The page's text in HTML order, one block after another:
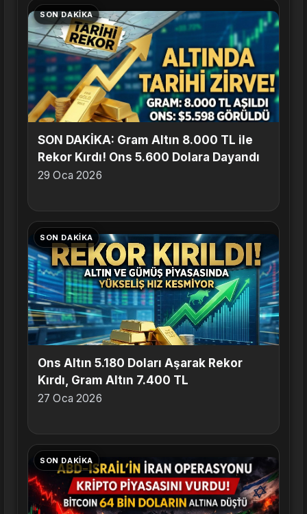
SON DAKIKA
SON DAKİKA: Gram Altın 8.000 TL ile
Rekor Kırdı! Ons 5.600 Dolara Dayandı
29 Oca 2026
SON DAKIKA
Ons Altın 5.180 Doları Aşarak Rekor
Kırdı, Gram Altın 7.400 TL
27 Oca 2026
SON DAKIKA